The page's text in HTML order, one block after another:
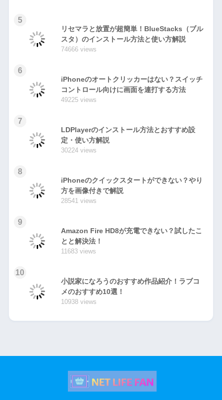
5
リセマラと放置が超簡単！BlueStacks（ブル
スタ）のインストール方法と使い方解説
74666 views
6
iPhoneのオートクリッカーはない？スイッチ
コントロール向けに画面を連打する方法
49225 views
7
LDPlayerのインストール方法とおすすめ設
定・使い方解説
30224 views
8
iPhoneのクイックスタートができない？やり
方を画像付きで解説
28541 views
9
Amazon Fire HD8が充電できない？試したこ
とと解決法！
11683 views
10
小説家になろうのおすすめ作品紹介！ラブコ
メのおすすめ10選！
10938 views